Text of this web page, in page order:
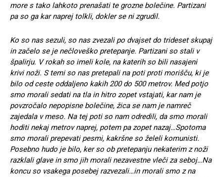
more s tako lahkoto prenašati te grozne bolečine. Partizani
pa so ga kar naprej tolkli, dokler se ni zgrudil.
Ko so nas sezuli, so nas zvezali po dvajset do trideset skupaj
in začelo se je nečloveško pretepanje. Partizani so stali v
špalirju. V rokah so imeli kole, na katerih so bili nasajeni
krivi noži. S temi so nas pretepali na poti proti morišču, ki je
bilo od ceste oddaljeno kakih 200 do 500 metrov. Med potjo
smo morali sedati na tla in hitro zopet vstajati, kar nam je
povzročalo nepopisne bolečine, žica se nam je namreč
zajedala v meso. Na tej poti so nam odredili, da smo morali
hoditi nekaj metrov naprej, potem pa zopet nazaj…Spotoma
smo morali prepevati pesmi, kakršne so želeli komunisti.
Posebno hudo je bilo, ker so ob pretepanju nekaterim z noži
razklali glave in smo jih morali nezavestne vleči za seboj…Na
koncu so vsakega posebej razvezali…in morali smo z na